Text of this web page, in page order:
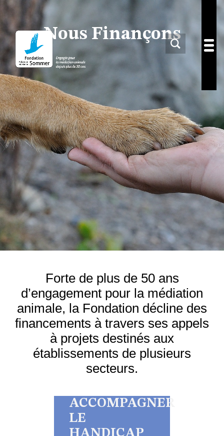
Nous Finançons
Forte de plus de 50 ans
d’engagement pour la médiation
animale, la Fondation décline des
financements à travers ses appels
à projets destinés aux
établissements de plusieurs
secteurs.
ACCOMPAGNER
LE